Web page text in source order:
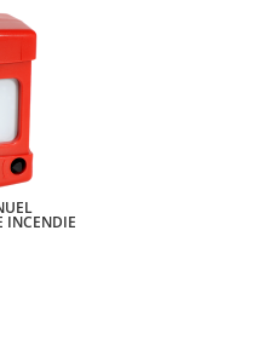
INCENDIE